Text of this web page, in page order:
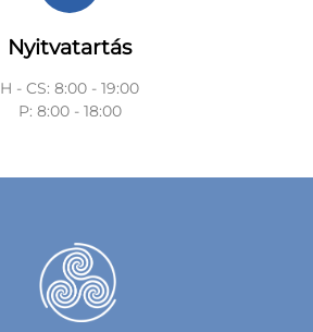
Nyitvatartás
H - CS: 8:00 - 19:00
P: 8:00 - 18:00